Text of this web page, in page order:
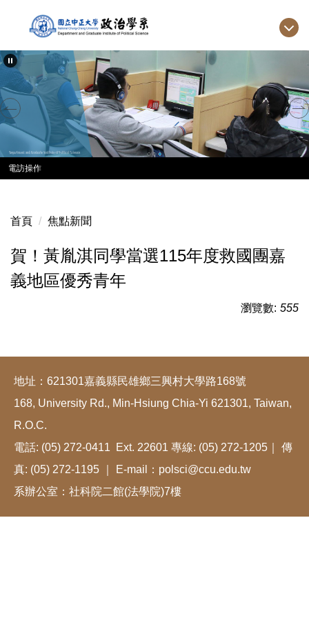
要
容
區
電訪操作
首頁 焦點新聞
賀！黃胤淇同學當選115年度救國團嘉
義地區優秀青年
瀏覽數: 555
地址：621301嘉義縣民雄鄉三興村大學路168號
168, University Rd., Min-Hsiung Chia-Yi 621301, Taiwan,
R.O.C.
電話: (05) 272-0411 Ext. 22601 專線: (05) 272-1205｜ 傳
真: (05) 272-1195 ｜ E-mail：polsci@ccu.edu.tw
系辦公室：社科院二館(法學院)7樓